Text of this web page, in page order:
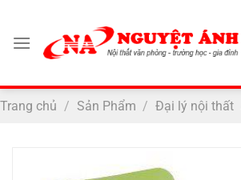
nội
Trang chủ / Sản Phẩm / Đại lý nội thất